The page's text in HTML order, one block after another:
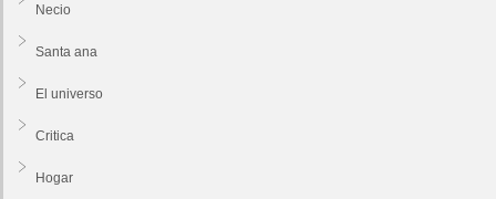
Necio
Santa ana
El universo
Critica
Hogar